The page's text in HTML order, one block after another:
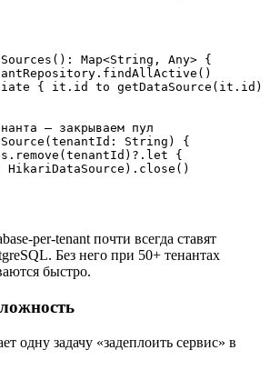
Map<String, Any> {
{ it.id to getDataSource(it.id)
— закрываем пул
String) {
{
HikariDataSource).close()
per-tenant почти всегда ставят
Без него при 50+ тенантах
быстро.
одну задачу «задеплоить сервис» в